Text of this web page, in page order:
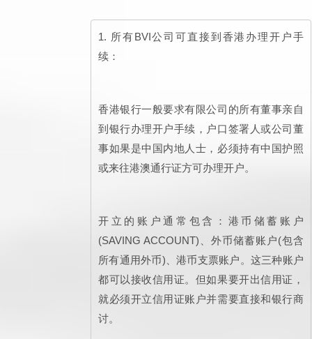
1. 所有BVI公司可直接到香港办理开户手
续：
香港银行一般要求有限公司的所有董事亲自
到银行办理开户手续，户口签署人或公司董
事如果是中国内地人士，必须持有中国护照
或来往港澳通行证方可办理开户。
开立的账户通常包含：港币储蓄账户
(SAVING ACCOUNT)、外币储蓄账户(包含
所有通用外币)、港币支票账户。这三种账户
都可以接收信用证。但如果要开出信用证，
就必须开立信用证账户并需要直接和银行商
讨。